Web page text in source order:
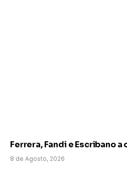
Ferrera, Fandi e Escribano
8 de Agosto, 2026